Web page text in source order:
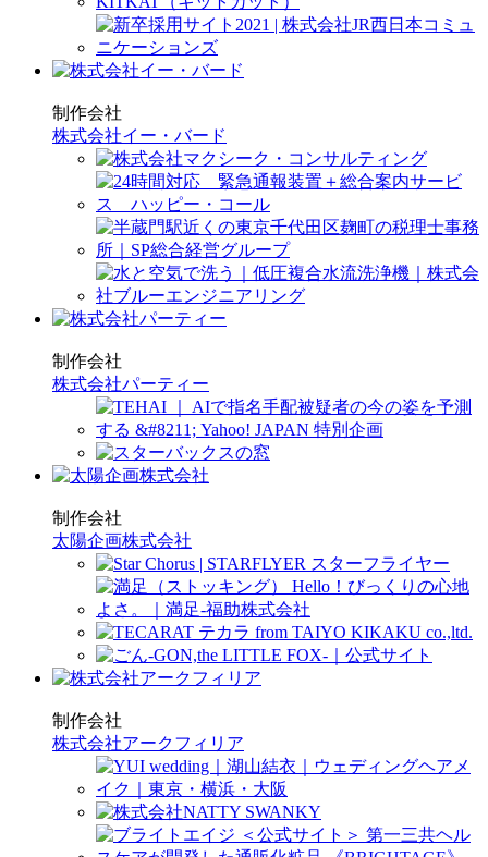
制作会社
株式会社イー・バード
制作会社
株式会社パーティー
制作会社
太陽企画株式会社
制作会社
株式会社アークフィリア